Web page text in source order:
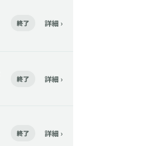
終了 詳細 ›
終了 詳細 ›
終了 詳細 ›